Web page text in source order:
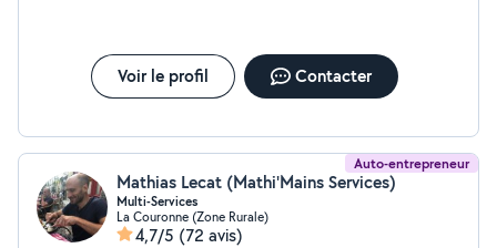
comportement n'est pas sérieux et l'entrepreneur malhonnête.
Voir le profil Contacter
Auto-entrepreneur
Mathias Lecat (Mathi'Mains Services)
Multi-Services
La Couronne (Zone Rurale)
4,7/5 (72 avis)